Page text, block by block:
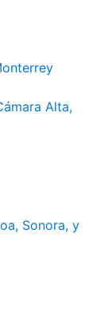
Alta,
Sonora, y